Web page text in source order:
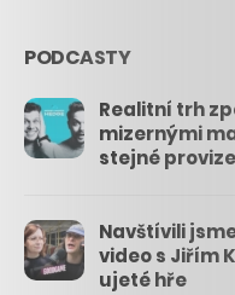
PODCASTY
Realitní trh
mizernými
stejné
Navštívili
video s Jiřím
ujeté hře